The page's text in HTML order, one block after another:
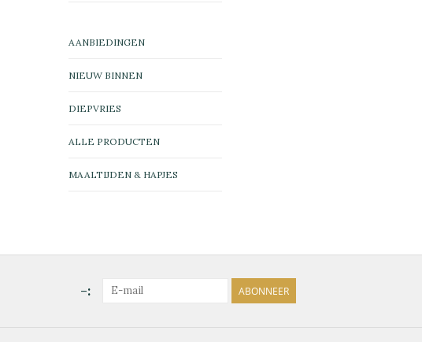
AANBIEDINGEN
NIEUW BINNEN
DIEPVRIES
ALLE PRODUCTEN
MAALTIJDEN & HAPJES
-: ABONNEER